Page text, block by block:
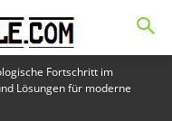
Fortschritt im
Lösungen für moderne